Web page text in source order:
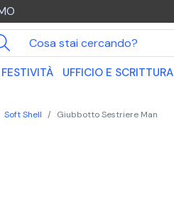
UFFICIO E SCRITTURA
Soft Shell Giubbotto Sestriere Man